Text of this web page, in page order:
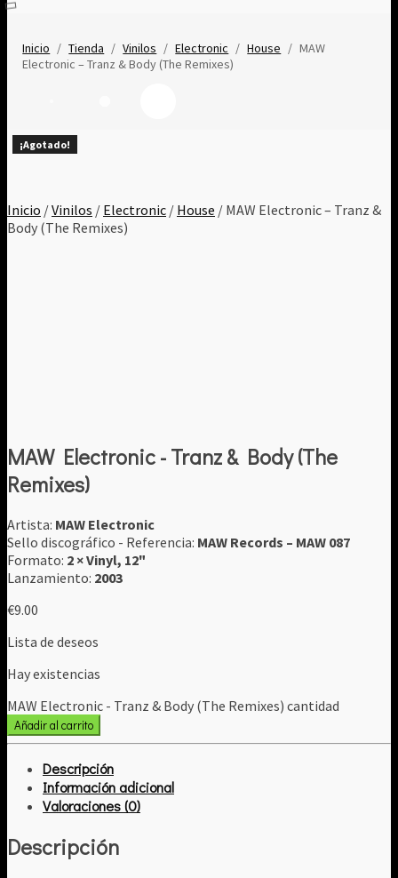
Inicio / Tienda / Vinilos / Electronic / House / MAW
Electronic – Tranz & Body (The Remixes)
Inicio /Vinilos / Electronic / House / MAW Electronic – Tranz &
Body (The Remixes)
MAW Electronic - Tranz & Body (The
Remixes)
Artista: MAW Electronic
Sello discográfico - Referencia: MAW Records ‎– MAW 087
Formato: 2 × Vinyl, 12"
Lanzamiento: 2003
€9.00
Lista de deseos
Hay existencias
MAW Electronic - Tranz & Body (The Remixes) cantidad
Añadir al carrito
Descripción
Información adicional
Valoraciones (0)
Descripción
¡Agotado!
¡Agotado!
¡Agotado!
¡Agotado!
¡Agotado!
¡Agotado!
¡Agotado!
¡Agotado!
¡Agotado!